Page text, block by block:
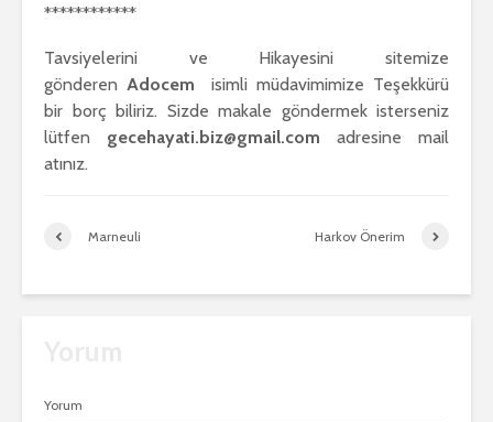
************
Tavsiyelerini ve Hikayesini sitemize
gönderen Adocem isimli müdavimimize Teşekkürü
bir borç biliriz. Sizde makale göndermek isterseniz
lütfen gecehayati.biz@gmail.com adresine mail
atınız.
Marneuli Harkov Önerim
Yorum